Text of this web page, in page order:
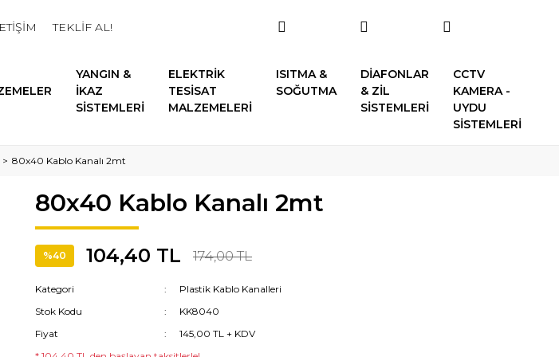
TEKLİF AL!
YANGIN &
İKAZ
SİSTEMLERİ
ELEKTRİK
TESİSAT
MALZEMELERİ
ISITMA &
SOĞUTMA
DİAFONLAR
& ZİL
SİSTEMLERİ
CCTV
KAMERA -
UYDU
SİSTEMLERİ
80x40 Kablo Kanalı 2mt
80x40 Kablo Kanalı 2mt
%40 104,40 TL 174,00 TL
Kategori
Plastik Kablo Kanalleri
Stok Kodu
KK8040
Fiyat
145,00 TL + KDV